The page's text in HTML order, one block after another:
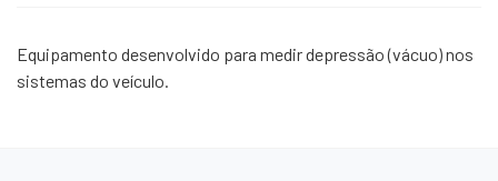
Equipamento desenvolvido para medir depressão (vácuo) nos
sistemas do veículo.